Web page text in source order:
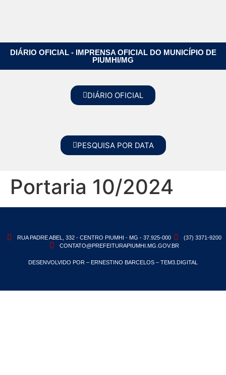
DIÁRIO OFICIAL - IMPRENSA OFICIAL DO MUNICÍPIO DE
PIUMHI/MG
DIÁRIO OFICIAL
PESQUISA POR DATA
Portaria 10/2024
RUA PADRE ABEL, 332 - CENTRO PIUMHI - MG - 37.925-000
(37) 3371-9200
CONTATO@PREFEITURAPIUMHI.MG.GOV.BR
DESENVOLVIDO POR – ERNESTINO BARCELOS – TEM3.DIGITAL